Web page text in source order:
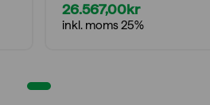
26.567,00kr
inkl. moms 25%